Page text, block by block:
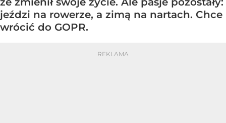
jeździ na rowerze, a zimą na nartach. Chce
wrócić do GOPR.